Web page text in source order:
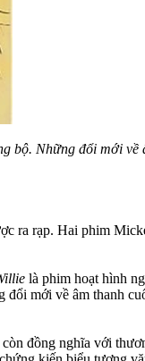
bộ. Những đổi mới về
ra rạp. Hai phim
là phim hoạt hình
đổi mới về âm thanh
đồng nghĩa với